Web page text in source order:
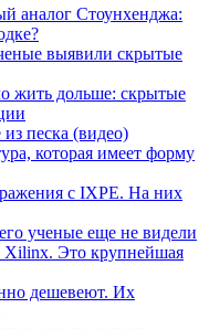
аналог Стоунхенджа:
выявили скрытые
жить дольше: скрытые
песка (видео)
которая имеет форму
с IXPE. На них
ученые еще не видели
Xilinx. Это крупнейшая
дешевеют. Их